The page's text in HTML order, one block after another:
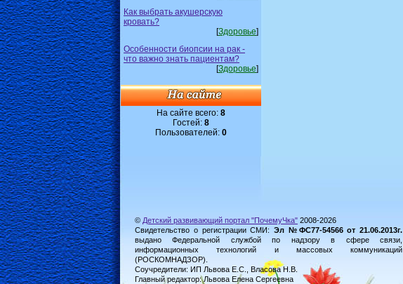
Как выбрать акушерскую
кровать?
[Здоровье]
Особенности биопсии на рак -
что важно знать пациентам?
[Здоровье]
На сайте всего: 8
Гостей: 8
Пользователей: 0
© Детский развивающий портал "ПочемуЧка" 2008-2026
Свидетельство о регистрации СМИ: Эл №ФС77-54566 от 21.06.2013г.
выдано Федеральной службой по надзору в сфере связи,
информационных технологий и массовых коммуникаций
(РОСКОМНАДЗОР).
Соучредители: ИП Львова Е.С., Власова Н.В.
Главный редактор: Львова Елена Сергеевна